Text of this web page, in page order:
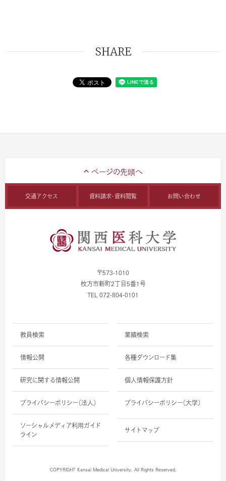
SHARE
交通アクセス 資料請求・資料閲覧 お問い合わせ
〒573-1010
枚方市新町2丁目5番1号
TEL 072-804-0101
教員検索 業績検索
情報公開 各種ダウンロード集
研究に関する情報公開 個人情報保護方針
プライバシーポリシー（法人） プライバシーポリシー（大学）
ソーシャルメディア利用ガイド
ライン
サイトマップ
COPYRIGHT Kansai Medical University. All Rights Reserved.